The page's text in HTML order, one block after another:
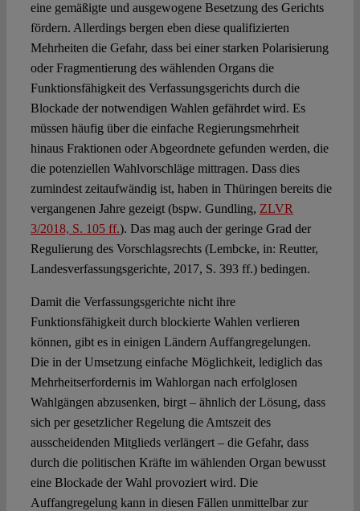
eine gemäßigte und ausgewogene Besetzung des Gerichts
fördern. Allerdings bergen eben diese qualifizierten
Mehrheiten die Gefahr, dass bei einer starken Polarisierung
oder Fragmentierung des wählenden Organs die
Funktionsfähigkeit des Verfassungsgerichts durch die
Blockade der notwendigen Wahlen gefährdet wird. Es
müssen häufig über die einfache Regierungsmehrheit
hinaus Fraktionen oder Abgeordnete gefunden werden, die
die potenziellen Wahlvorschläge mittragen. Dass dies
zumindest zeitaufwändig ist, haben in Thüringen bereits die
vergangenen Jahre gezeigt (bspw. Gundling, ZLVR
3/2018, S. 105 ff.). Das mag auch der geringe Grad der
Regulierung des Vorschlagsrechts (Lembcke, in: Reutter,
Landesverfassungsgerichte, 2017, S. 393 ff.) bedingen.
Damit die Verfassungsgerichte nicht ihre
Funktionsfähigkeit durch blockierte Wahlen verlieren
können, gibt es in einigen Ländern Auffangregelungen.
Die in der Umsetzung einfache Möglichkeit, lediglich das
Mehrheitserfordernis im Wahlorgan nach erfolglosen
Wahlgängen abzusenken, birgt – ähnlich der Lösung, dass
sich per gesetzlicher Regelung die Amtszeit des
ausscheidenden Mitglieds verlängert – die Gefahr, dass
durch die politischen Kräfte im wählenden Organ bewusst
eine Blockade der Wahl provoziert wird. Die
Auffangregelung kann in diesen Fällen unmittelbar zur